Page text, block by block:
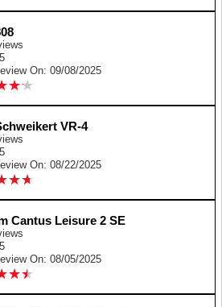
On: 09/08/2025
★★
★★
VR-4
On: 08/22/2025
★★
★★
Cantus Leisure 2 SE
On: 08/05/2025
★★
★★